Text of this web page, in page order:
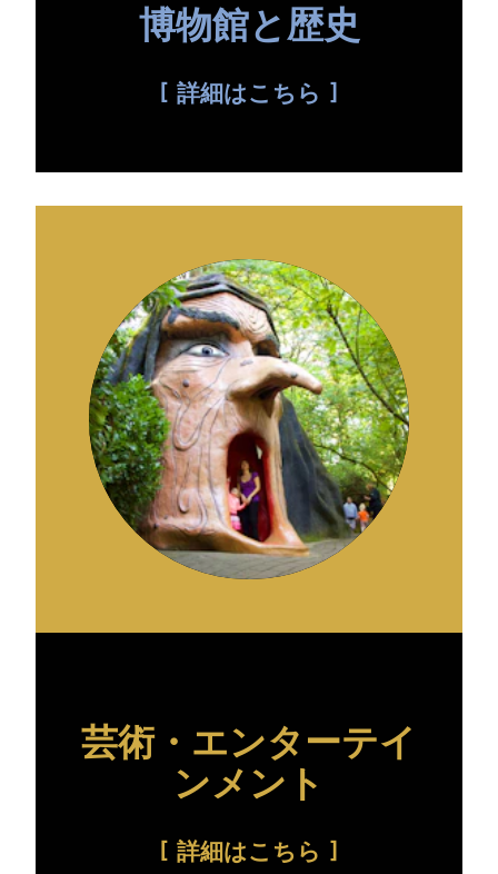
博物館と歴史
詳細はこちら
芸術・エンターテイ
ンメント
詳細はこちら